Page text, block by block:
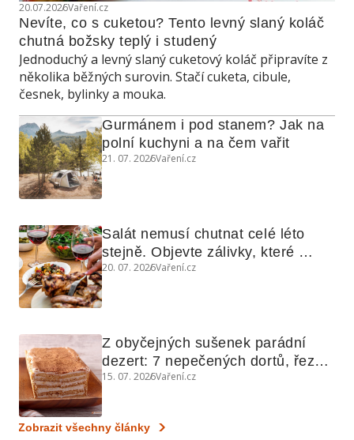
20.07.2026Vaření.cz
Nevíte, co s cuketou? Tento levný slaný koláč
chutná božsky teplý i studený
Jednoduchý a levný slaný cuketový koláč připravíte z
několika běžných surovin. Stačí cuketa, cibule,
česnek, bylinky a mouka.
Gurmánem i pod stanem? Jak na
polní kuchyni a na čem vařit
21. 07. 2026Vaření.cz
Salát nemusí chutnat celé léto
stejně. Objevte zálivky, které
využijete i na maso, nudle nebo
20. 07. 2026Vaření.cz
Z obyčejných sušenek parádní
dezert: 7 nepečených dortů, řezů
a koláčů
15. 07. 2026Vaření.cz
Zobrazit všechny články